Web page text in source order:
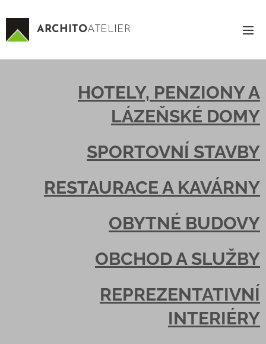
ARCHITOATELIER
HOTELY, PENZIONY A
LÁZEŇSKÉ DOMY
SPORTOVNÍ STAVBY
RESTAURACE A KAVÁRNY
OBYTNÉ BUDOVY
OBCHOD A SLUŽBY
REPREZENTATIVNÍ
INTERIÉRY